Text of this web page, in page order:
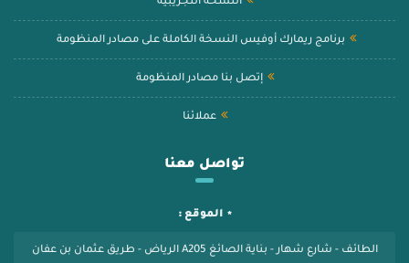
برنامج ريمارك أوفيس النسخة الكاملة على مصادر المنظومة
إتصل بنا مصادر المنظومة
عملائنا
تواصل معنا
الموقع :
الطائف - شارع شهار - بناية الصائغ A205 الرياض - طريق عثمان بن عفان